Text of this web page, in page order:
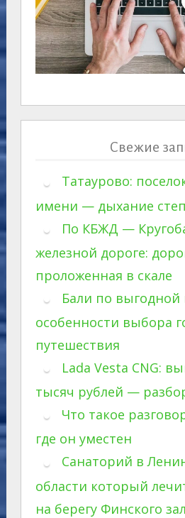
Свежие
Татаурово:
имени — дыхание
По КБЖД —
железной дороге:
проложенная в скале
Бали по выгодной
особенности выбора
путешествия
Lada Vesta CNG:
тысяч рублей —
Что такое
где он уместен
Санаторий в
области который
на берегу Финского